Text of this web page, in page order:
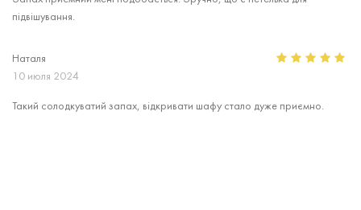
підвішування.
Наталя
10 июля 2024
Такий солодкуватий запах, відкривати шафу стало дуже приємно.